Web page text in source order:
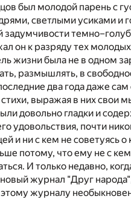
был молодой парень с
светлыми усиками и
задумчивости
он к разряду тех
жизни была не в одном
размышлять, в
два года даже сам
выражая в них свои
довольно гладки и
удовольствия, почти
и ни с кем не советуясь о
потому, что ему не с
И только недавно,
журнал "Друг
этому журналу